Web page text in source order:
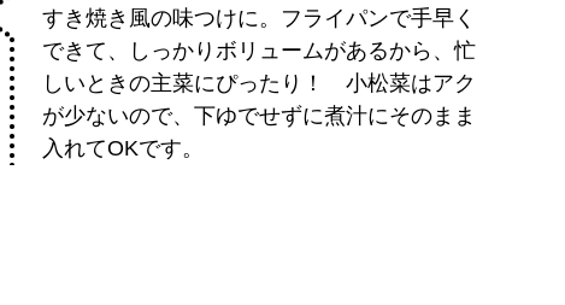
すき焼き風の味つけに。フライパンで手早く
できて、しっかりボリュームがあるから、忙
しいときの主菜にぴったり！ 小松菜はアク
が少ないので、下ゆでせずに煮汁にそのまま
入れてOKです。